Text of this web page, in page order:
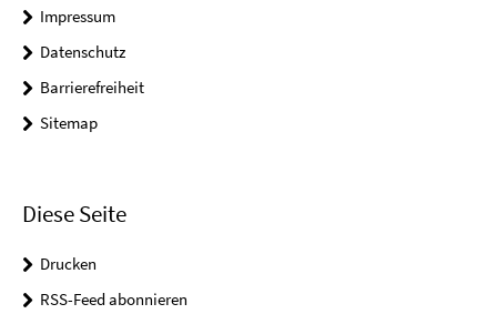
Impressum
Datenschutz
Barrierefreiheit
Sitemap
Diese Seite
Drucken
RSS-Feed abonnieren